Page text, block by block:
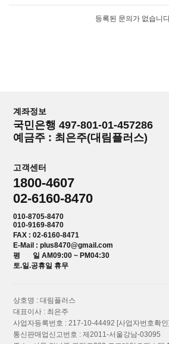
등록된 문의가 없습니
계좌정보
국민은행 497-801-01-457286
예금주 : 최은주(대림플러스)
고객센터
1800-4607
02-6160-8470
010-8705-8470
010-9169-8470
FAX : 02-6160-8471
E-Mail : plus8470@gmail.com
평 일 AM09:00 ~ PM04:30
토.일.공휴일 휴무
상호명 : 대림플러스
대표이사 : 최은주
사업자등록번호 : 217-10-44492 [사업자번호확인]
통신판매업신고번호 : 제2011-서울강남-03095